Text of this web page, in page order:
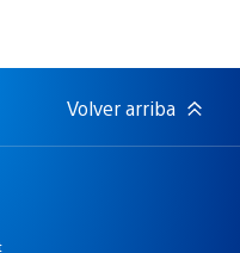
Volver arriba